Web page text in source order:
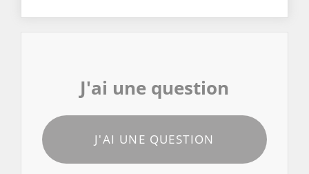
J'ai une question
J'AI UNE QUESTION